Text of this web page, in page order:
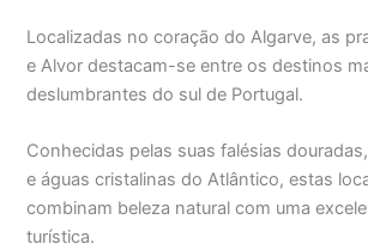
Localizadas no coração do Algarve, as
e Alvor destacam-se entre os destinos
deslumbrantes do sul de Portugal.
Conhecidas pelas suas falésias
e águas cristalinas do Atlântico, estas
combinam beleza natural com uma
turística.